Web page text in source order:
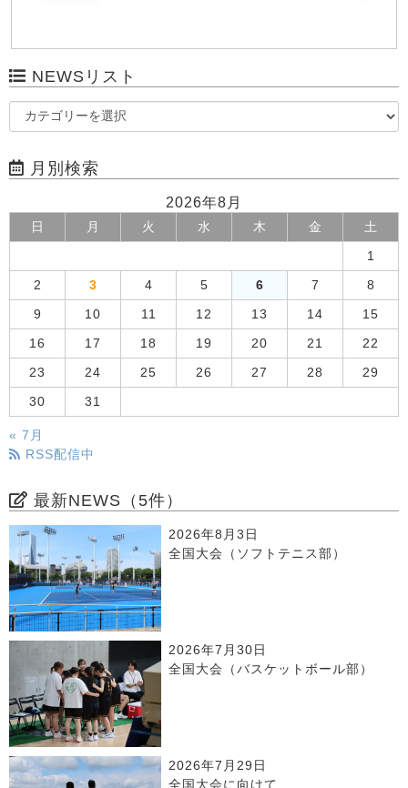
NEWSリスト
月別検索
2026年8月
日 月 火 水 木 金 土
1
2 3 4 5 6 7 8
9 10 11 12 13 14 15
16 17 18 19 20 21 22
23 24 25 26 27 28 29
30 31
« 7月
RSS配信中
最新NEWS（5件）
2026年8月3日
全国大会（ソフトテニス部）
2026年7月30日
全国大会（バスケットボール部）
2026年7月29日
全国大会に向けて